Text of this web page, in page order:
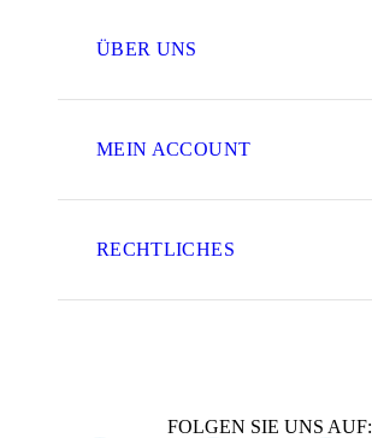
ÜBER UNS
MEIN ACCOUNT
RECHTLICHES
FOLGEN SIE UNS AUF: